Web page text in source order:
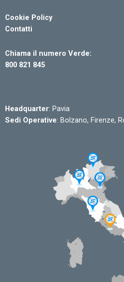
Cookie Policy
Contatti
Chiama il numero Verde:
800 821 845
Headquarter: Pavia
Sedi Operative: Bolzano, Firenze,